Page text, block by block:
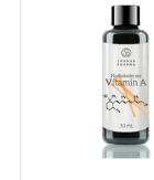
Stoffwechsel
Immunsystem
Entgiftung
Spezielle
Vitamin A
Vitamin B
Vitamin C
Kapseln
Marken
SHANAB
Magazin